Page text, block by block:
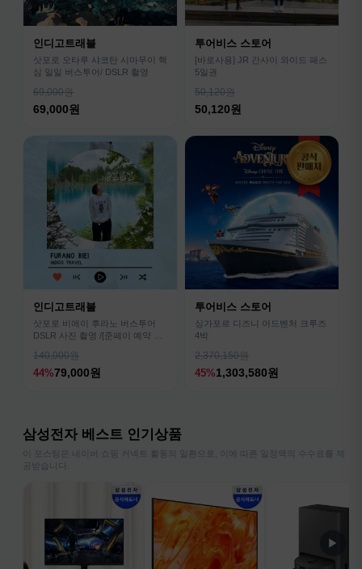
인디고트래블
삿포로 오타루 샤코탄 시마무이 핵
심 일일 버스투어/ DSLR 촬영
69,000원
69,000원
투어비스 스토어
[바로사용] JR 간사이 와이드 패스
5일권
50,120원
50,120원
인디고트래블
삿포로 비에이 후라노 버스투어
DSLR 사진 촬영 /[준페이 예약 식
140,000원
44%79,000원
투어비스 스토어
싱가포르 디즈니 어드벤처 크루즈
4박
2,370,150원
45%1,303,580원
삼성전자 베스트 인기상품
이 포스팅은 네이버 쇼핑 커넥트 활동의 일환으로, 이에 따른 일정액의 수수료를 제
공받습니다.
▶